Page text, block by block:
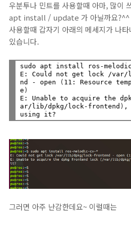
우분투나 민트를 사용할때 아마, 많이
apt install / update 가 아닐까요?^^
사용할때 갑자기 아래의 메세지가 나
있습니다.
sudo apt install ros-
E: Could not get lock /
nd - open
( 11: Resource
e )
E: Unable to acquire the
ar/lib/dpkg/lock-frontend ) ,
그러면 아주 난감한데요~ 이럴때는